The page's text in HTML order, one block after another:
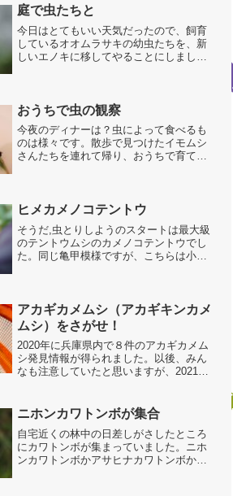
ブイも多いし。そこで、兵庫県で比較的
身近に見られるコガネムシ...
庭で虫たちと
今日はとてもいい天気だったので、飼育
しているオオムラサキの幼虫たちを、新
しいエノキに移してやることにしまし
うしておかないと、鳥やアシ...
おうちで虫の観察
今夜のディナーは？虫によって食べるも
のは様々です。散歩で見つけたイモムシ
さんたちを連れて帰り、おうちで育てて
い針が刺さっているよ！」...
ヒメカメノコテントウ
そうだ,虫とりしようのスタートは最大級
のテントウムシのカメノコテントウでし
た。同じ亀甲模様ですが、こちらは小型
ーン確認しました。普通...
アカギカメムシ（アカギキンカメ
ムシ）をさがせ！
2020年に兵庫県内で８件のアカギカメム
シ発見情報が得られました。以後、みん
なも注意していたと思いますが、2021年
が・・・2023年、発生地出現2023年10月
15日、島...
ニホンカワトンボが集合
自宅近くの林中の日差しがさしたところ
にカワトンボが集まっていました。ニホ
ンカワトンボかアサヒナカワトンボかわ